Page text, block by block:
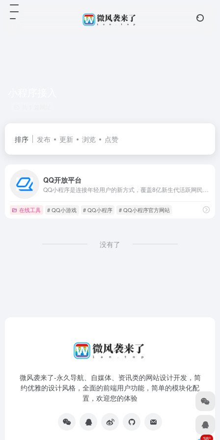
排序 发布 更新 浏览 点赞
QQ开放平台
在线工具 # QQ小游戏 # QQ小程序 # QQ小程序官方网站
没有了
微风袭来了-永久导航、自媒体、资讯类的网站设计开发，简
约优雅的设计风格，全面的前端用户功能，简单的模块化配
置，欢迎您的体验